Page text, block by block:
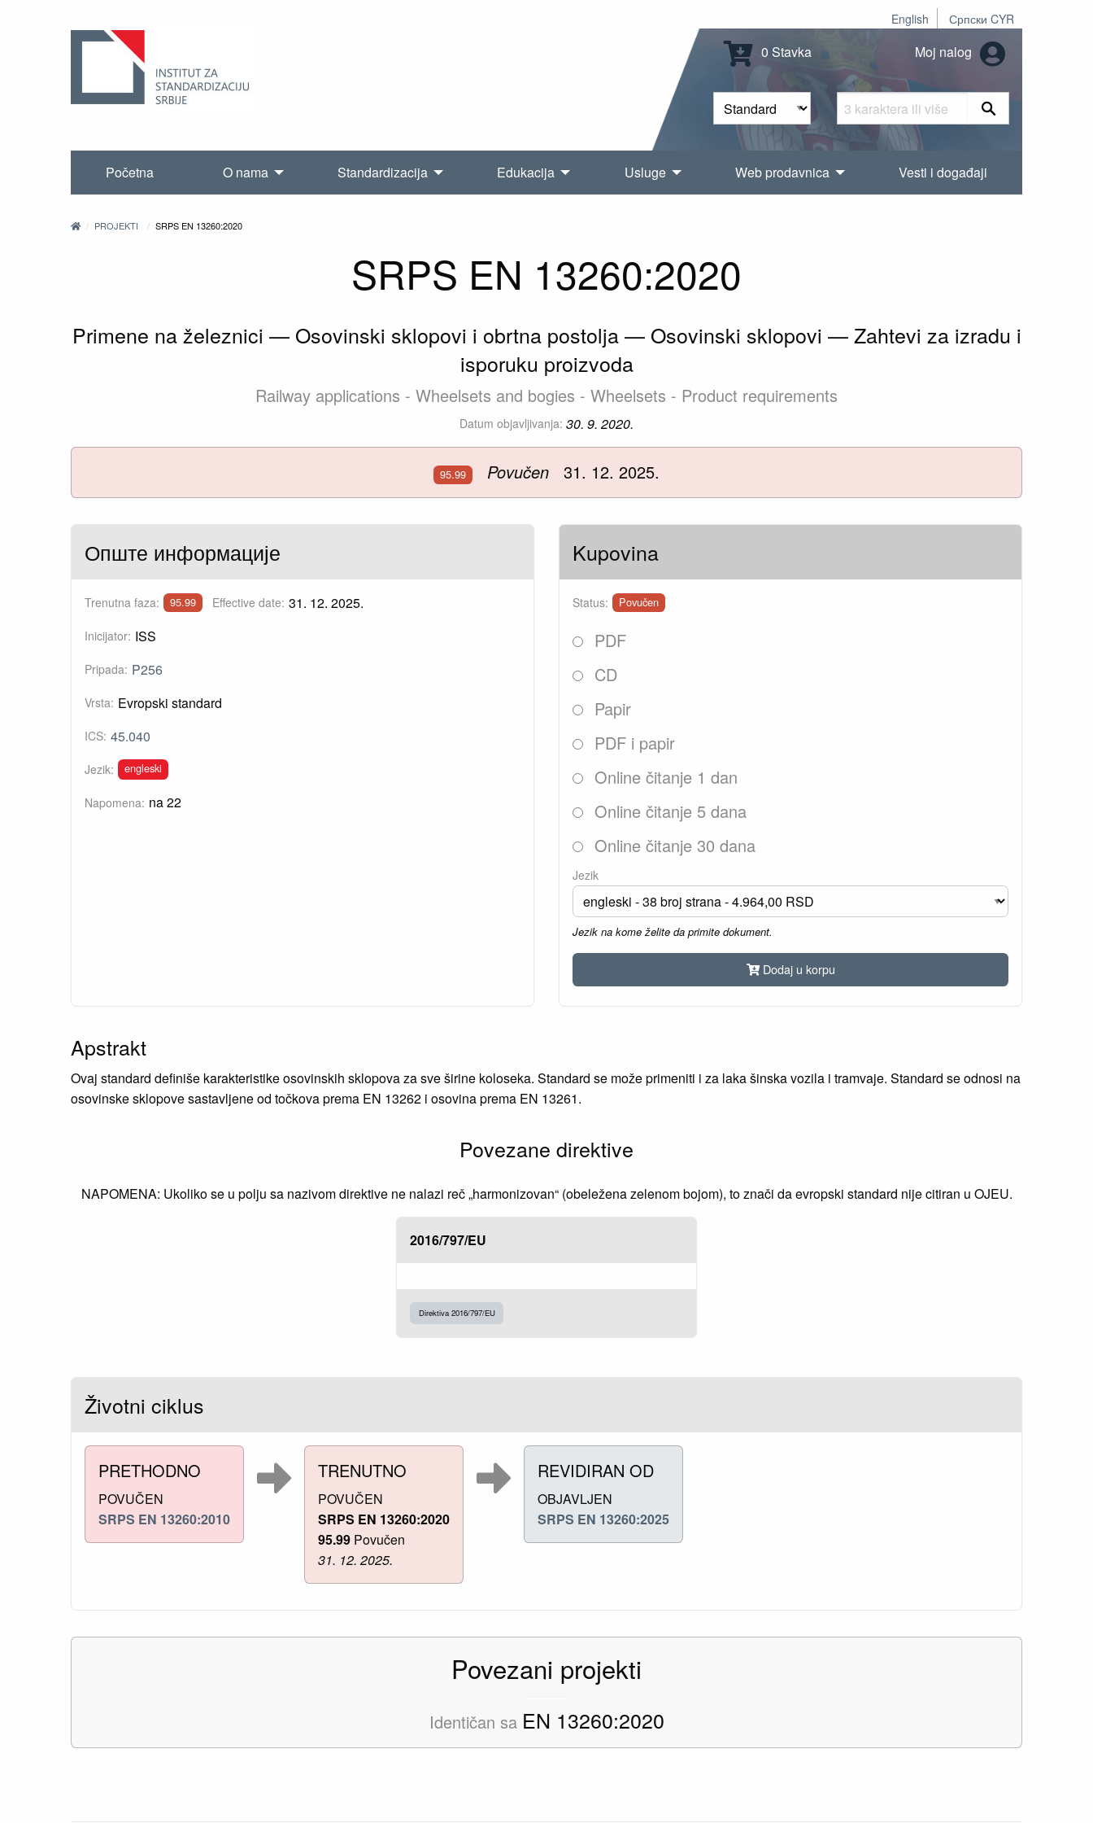
English Српски CYR
0 Stavka Moj nalog
Početna O nama Standardizacija Edukacija Usluge Web prodavnica Vesti i događaji
PROJEKTI SRPS EN 13260:2020
SRPS EN 13260:2020
Primene na železnici — Osovinski sklopovi i obrtna postolja — Osovinski sklopovi — Zahtevi za izradu i
isporuku proizvoda
Railway applications - Wheelsets and bogies - Wheelsets - Product requirements
Datum objavljivanja: 30. 9. 2020.
95.99 Povučen 31. 12. 2025.
Опште информације
Trenutna faza: 95.99 Effective date: 31. 12. 2025.
Inicijator: ISS
Pripada: P256
Vrsta: Evropski standard
ICS: 45.040
Jezik: engleski
Napomena: na 22
Kupovina
Status: Povučen
PDF
CD
Papir
PDF i papir
Online čitanje 1 dan
Online čitanje 5 dana
Online čitanje 30 dana
Jezik
Jezik na kome želite da primite dokument.
Dodaj u korpu
Apstrakt
Ovaj standard definiše karakteristike osovinskih sklopova za sve širine koloseka. Standard se može primeniti i za laka šinska vozila i tramvaje. Standard se odnosi na
osovinske sklopove sastavljene od točkova prema EN 13262 i osovina prema EN 13261.
Povezane direktive
NAPOMENA: Ukoliko se u polju sa nazivom direktive ne nalazi reč „harmonizovan“ (obeležena zelenom bojom), to znači da evropski standard nije citiran u OJEU.
2016/797/EU
Direktiva 2016/797/EU
Životni ciklus
PRETHODNO
POVUČEN
SRPS EN 13260:2010
TRENUTNO
POVUČEN
SRPS EN 13260:2020
95.99 Povučen
31. 12. 2025.
REVIDIRAN OD
OBJAVLJEN
SRPS EN 13260:2025
Povezani projekti
Identičan sa EN 13260:2020